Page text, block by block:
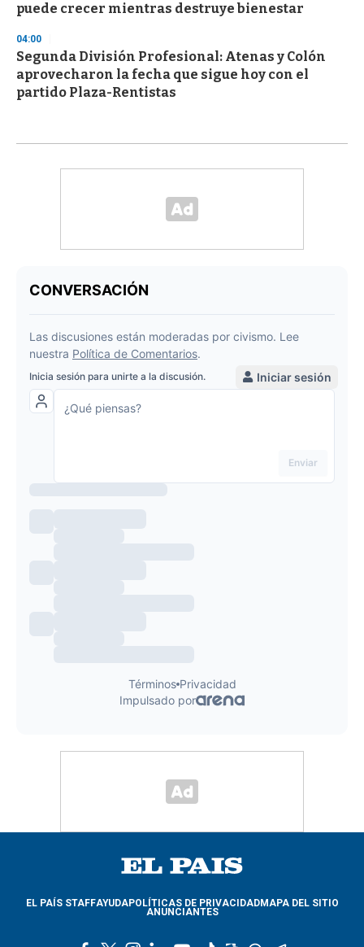
puede crecer mientras destruye bienestar
04:00
Segunda División Profesional: Atenas y Colón
aprovecharon la fecha que sigue hoy con el
partido Plaza-Rentistas
EL PAÍS STAFFAYUDAPOLÍTICAS DE PRIVACIDADMAPA DEL SITIO
ANUNCIANTES